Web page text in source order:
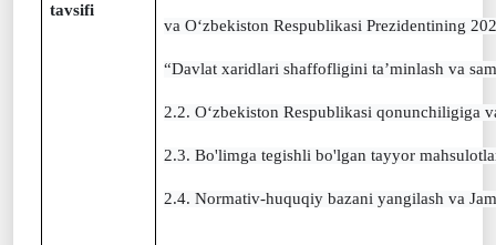
tavsifi
va O‘zbekiston Respublikasi Prezidentining
“Davlat xaridlari shaffofligini ta’minlash va
2.2. O‘zbekiston Respublikasi qonunchiligiga
2.3. Bo'limga tegishli bo'lgan tayyor
2.4. Normativ-huquqiy bazani yangilash va